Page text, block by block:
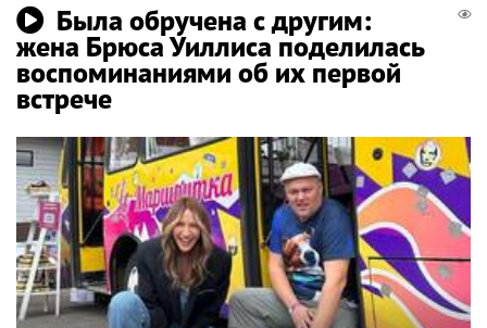
Была обручена с другим:
жена Брюса Уиллиса поделилась
воспоминаниями об их первой
встрече